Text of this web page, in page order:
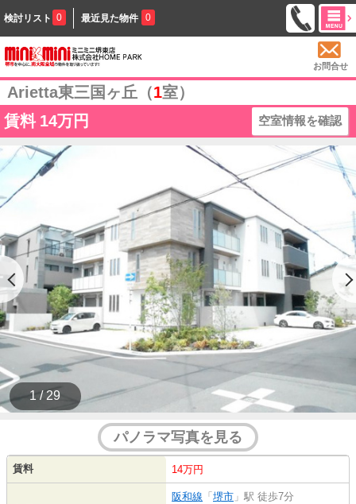
検討リスト 0 最近見た物件 0
お問合せ
Arietta東三国ヶ丘（1室）
賃料 14万円 空室情報を確認
1 / 29
パノラマ写真を見る
賃料 14万円
阪和線 「 堺市 」駅 徒歩7分